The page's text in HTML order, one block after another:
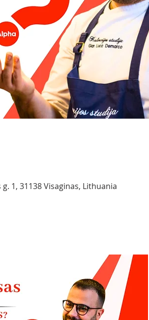
1, 31138 Visaginas, Lithuania